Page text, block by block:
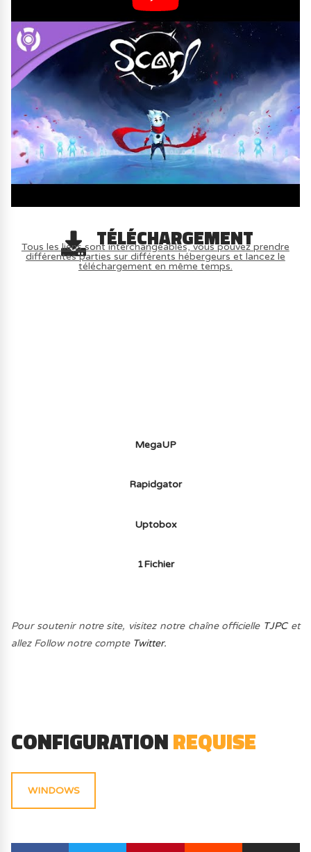
TÉLÉCHARGEMENT
Tous les liens sont interchangeables, vous pouvez prendre
différentes parties sur différents hébergeurs et lancez le
téléchargement en même temps.
MegaUP
Rapidgator
Uptobox
1Fichier
Pour soutenir notre site, visitez notre chaîne officielle TJPCet
allez Follow notre compte Twitter.
CONFIGURATIONREQUISE
WINDOWS